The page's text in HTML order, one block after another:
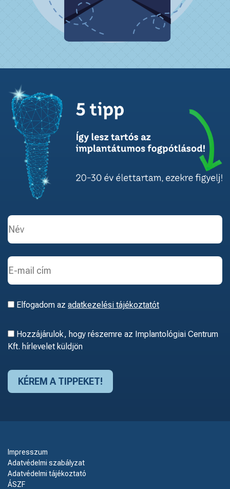
Elfogadom az adatkezelési tájékoztatót
Hozzájárulok, hogy részemre az Implantológiai Centrum
Kft. hírlevelet küldjön
Impresszum
Adatvédelmi szabályzat
Adatvédelmi tájékoztató
ÁSZF